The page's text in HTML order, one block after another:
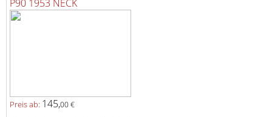
P90 1953 NECK
Preis ab: 145,00 €